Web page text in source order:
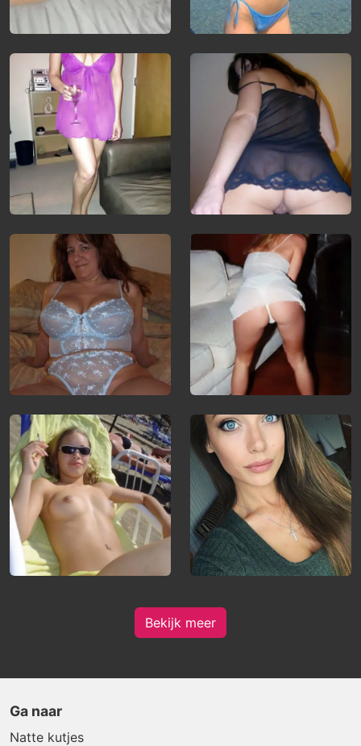
Bekijk meer
Ga naar
Natte kutjes